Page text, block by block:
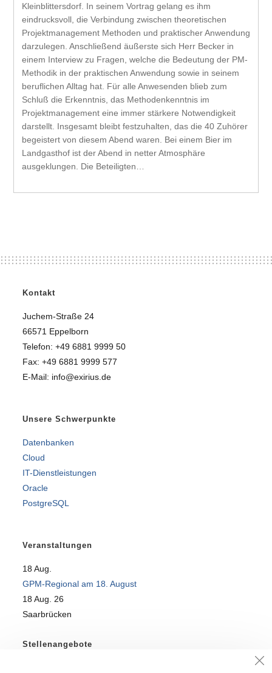
Kleinblittersdorf. In seinem Vortrag gelang es ihm
eindrucksvoll, die Verbindung zwischen theoretischen
Projektmanagement Methoden und praktischer Anwendung
darzulegen. Anschließend äußerste sich Herr Becker in
einem Interview zu Fragen, welche die Bedeutung der PM-
Methodik in der praktischen Anwendung sowie in seinem
beruflichen Alltag hat. Für alle Anwesenden blieb zum
Schluß die Erkenntnis, das Methodenkenntnis im
Projektmanagement eine immer stärkere Notwendigkeit
darstellt. Insgesamt bleibt festzuhalten, das die 40 Zuhörer
begeistert von diesem Abend waren. Bei einem Bier im
Landgasthof ist der Abend in netter Atmosphäre
ausgeklungen. Die Beteiligten…
Kontakt
Juchem-Straße 24
66571 Eppelborn
Telefon: +49 6881 9999 50
Fax: +49 6881 9999 577
E-Mail: info@exirius.de
Unsere Schwerpunkte
Datenbanken
Cloud
IT-Dienstleistungen
Oracle
PostgreSQL
Veranstaltungen
18 Aug.
GPM-Regional am 18. August
18 Aug. 26
Saarbrücken
Stellenangebote